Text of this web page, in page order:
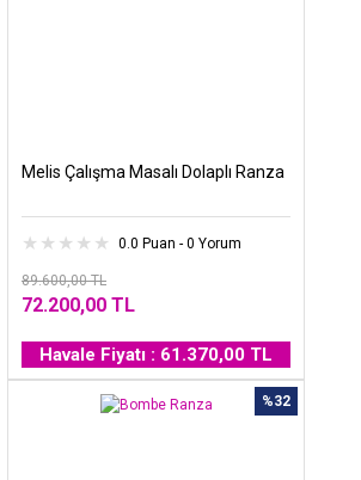
Melis Çalışma Masalı Dolaplı Ranza
0.0 Puan - 0 Yorum
89.600,00 TL
72.200,00 TL
Havale Fiyatı : 61.370,00 TL
%32